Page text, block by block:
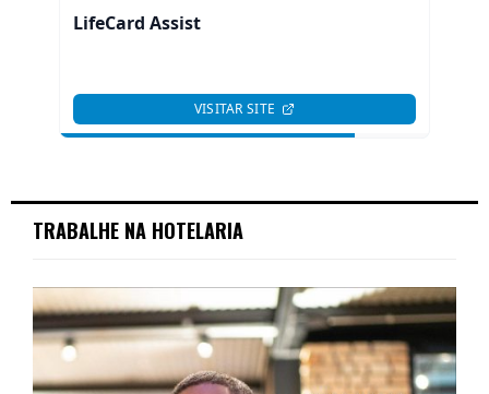
TRABALHE NA HOTELARIA